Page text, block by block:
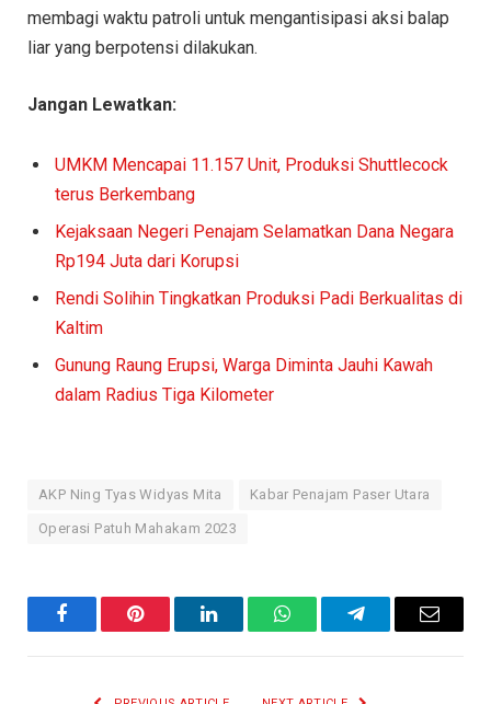
membagi waktu patroli untuk mengantisipasi aksi balap
liar yang berpotensi dilakukan.
Jangan Lewatkan:
UMKM Mencapai 11.157 Unit, Produksi Shuttlecock
terus Berkembang
Kejaksaan Negeri Penajam Selamatkan Dana Negara
Rp194 Juta dari Korupsi
Rendi Solihin Tingkatkan Produksi Padi Berkualitas di
Kaltim
Gunung Raung Erupsi, Warga Diminta Jauhi Kawah
dalam Radius Tiga Kilometer
AKP Ning Tyas Widyas Mita Kabar Penajam Paser Utara
Operasi Patuh Mahakam 2023
FacebookPinterest LinkedInWhatsAppTelegramEmail